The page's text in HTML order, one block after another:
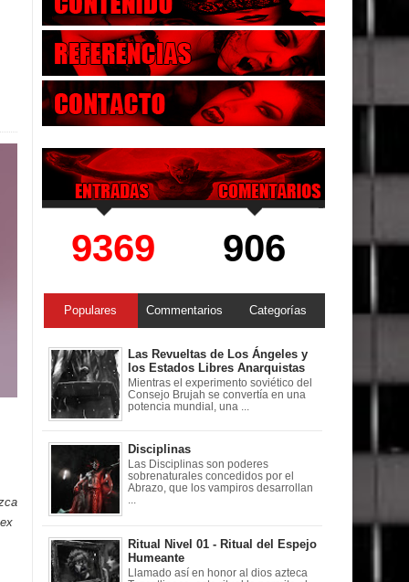
9369 906
Populares Commentarios Categorías
Las Revueltas de Los Ángeles y
los Estados Libres Anarquistas
Mientras el experimento soviético del
Consejo Brujah se convertía en una
potencia mundial, una ...
Disciplinas
Las Disciplinas son poderes
sobrenaturales concedidos por el
Abrazo, que los vampiros desarrollan
Ritual Nivel 01 - Ritual del Espejo
Humeante
Llamado así en honor al dios azteca